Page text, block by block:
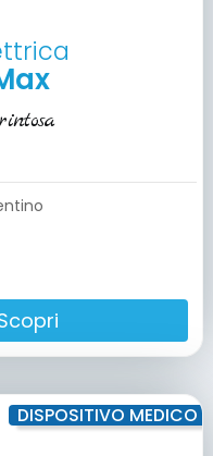
DISPOSITIVO MEDICO